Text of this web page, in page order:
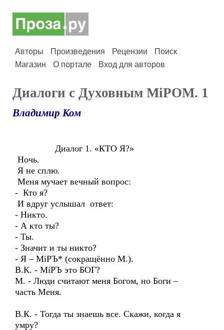
Авторы Произведения Рецензии
Поиск
Магазин
О портале Вход для авторов
Диалоги с Духовным МiРОМ. 1
Владимир Ком
Диалог 1. «КТО Я?»
Ночь.
Я не сплю.
Меня мучает вечный вопрос:
- Кто я?
И вдруг услышал ответ:
- Никто.
- А кто ты?
- Ты.
- Значит и ты никто?
- Я – МiРЪ* (сокращённо М.).
В.К. - МiРЪ это БОГ?
М. - Люди считают меня Богом, но Боги –
часть Меня.
В.К. - Тогда ты знаешь все. Скажи, когда я
умру?